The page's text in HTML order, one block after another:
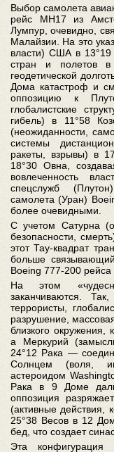
Выбор самолета
рейс MH17 из
Лумпур, очевидно,
Малайзии. На это
власти) США в 13°19
стран и полетов
геодетической
Дома катастроф и
оппозицию к
глобалистские
гибель) в 11°58
(неожиданности,
системы
ракеты, взрывы) в
18°30 Овна,
вовлеченность
спецслужб
самолета (Уран)
более очевидными.
С учетом Сатурна
безопасности,
этот Тау-квадрат
больше
Boeing 777-200
На этом
заканчиваются.
террористы,
разрушение,
близкого окружения,
а Меркурий
24°12 Рака —
Солнцем (воля,
астероидом
Рака в 9 Доме
оппозиция
(активные действия,
25°38 Весов в 12
бед, что создает
Эта конфигурация